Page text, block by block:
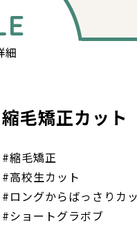
細
縮毛矯正カット
#縮毛矯正
#高校生カット
#ロングからばっさりカ
#ショートグラボブ